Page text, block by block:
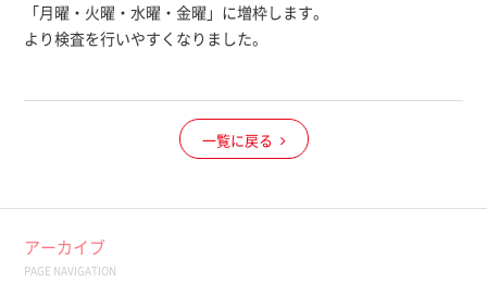
「月曜・火曜・水曜・金曜」に増枠します。
より検査を行いやすくなりました。
一覧に戻る
アーカイブ
PAGE NAVIGATION